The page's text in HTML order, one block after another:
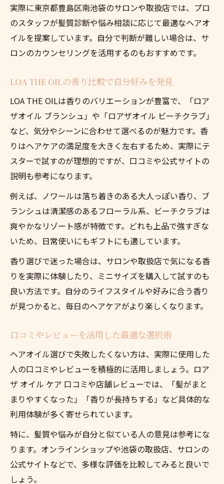
実際に東京都豊島区南池袋のサロンや取扱店では、プロ
のスタッフが髪質診断や悩み相談に応じて最適なヘアオ
イルを提案しています。自分で判断が難しい場合は、サ
ロンのカウンセリングを活用するのもおすすめです。
LOA THE OILの香り比較で自分好みを発見
LOA THE OILは香りのバリエーションが豊富で、「ロア
ザオイル ブランシュ」や「ロアザオイル ビーチクラブ」
など、気分やシーンに合わせて選べるのが魅力です。香
りはヘアケアの満足度を大きく左右するため、実際にテ
スターで試すのが理想的ですが、口コミや公式サイトの
説明も参考になります。
例えば、ノワールは落ち着きのある大人っぽい香り、ブ
ランシュは清潔感のあるフローラル系、ビーチクラブは
爽やかなリゾート感が特徴です。どれも上品で強すぎな
いため、日常使いにもギフトにも適しています。
香り選びで迷った場合は、サロンや取扱店で気になる香
りを実際に体験したり、ミニサイズを購入して試すのも
良い方法です。自分のライフスタイルや好みに合う香り
が見つかると、毎日のヘアケアがより楽しくなります。
口コミやレビューを活用した最適な選択術
ヘアオイル選びで失敗したくない方は、実際に使用した
人の口コミやレビューを積極的に活用しましょう。ロア
ザ オイル ケア 口コミや店舗レビューでは、「髪がまと
まりやすくなった」「香りが長持ちする」など具体的な
利用体験が多く寄せられています。
特に、髪質や悩みが自分と似ている人の意見は参考にな
ります。オンラインショップや池袋の取扱店、サロンの
公式サイトなどで、多様な評価を比較してみると良いで
しょう。